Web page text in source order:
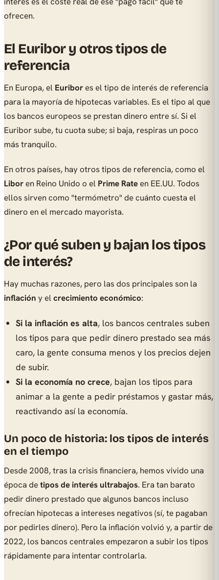
ofrecen.
El Euribor y otros tipos de
referencia
En Europa, el Euribores el tipo de interés de referencia
para la mayoría de hipotecas variables. Es el tipo al que
los bancos europeos se prestan dinero entre sí. Si el
Euribor sube, tu cuota sube; si baja, respiras un poco
más tranquilo.
En otros países, hay otros tipos de referencia, como el
Liboren Reino Unido o el Prime Rateen EE.UU. Todos
ellos sirven como "termómetro" de cuánto cuesta el
dinero en el mercado mayorista.
¿Por qué suben y bajan los tipos
de interés?
Hay muchas razones, pero las dos principales son la
inflación y el crecimiento económico:
Si la inflación es alta, los bancos centrales suben
los tipos para que pedir dinero prestado sea más
caro, la gente consuma menos y los precios dejen
de subir.
Si la economía no crece, bajan los tipos para
animar a la gente a pedir préstamos y gastar más,
reactivando así la economía.
Un poco de historia: los tipos de interés
en el tiempo
Desde 2008, tras la crisis financiera, hemos vivido una
época detipos de interés ultrabajos. Era tan barato
pedir dinero prestado que algunos bancos incluso
ofrecían hipotecas a intereses negativos (sí, te pagaban
por pedirles dinero). Pero la inflación volvió y, a partir de
2022, los bancos centrales empezaron a subir los tipos
rápidamente para intentar controlarla.